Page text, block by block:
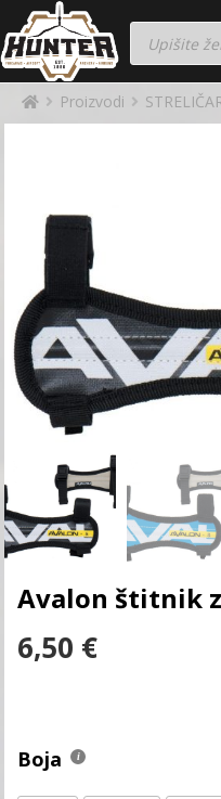
Proizvodi
Avalon štitnik
6,50 €
Boja